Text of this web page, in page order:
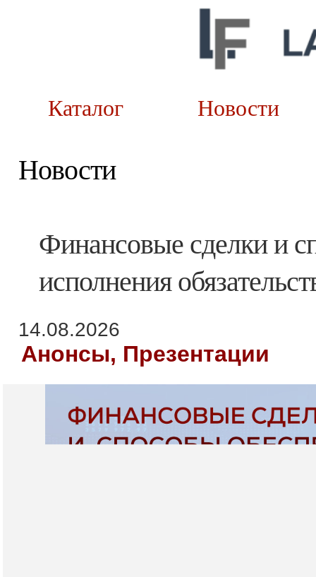
Каталог
Новости
Финансовые сделки и
исполнения
14.08.2026
Анонсы, Презентации